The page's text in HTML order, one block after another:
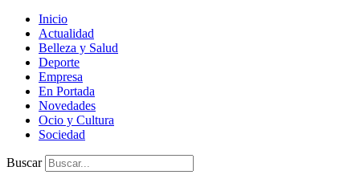
Inicio
Actualidad
Belleza y Salud
Deporte
Empresa
En Portada
Novedades
Ocio y Cultura
Sociedad
Buscar